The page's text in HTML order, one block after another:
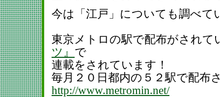
今は「江戸」についても調べて
東京メトロの駅で配布がされて
ツ』 で
連載をされています！
毎月２０日都内の５２駅で配布
http://www.metromin.net/